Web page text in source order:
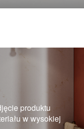
produktu
w wysokiej